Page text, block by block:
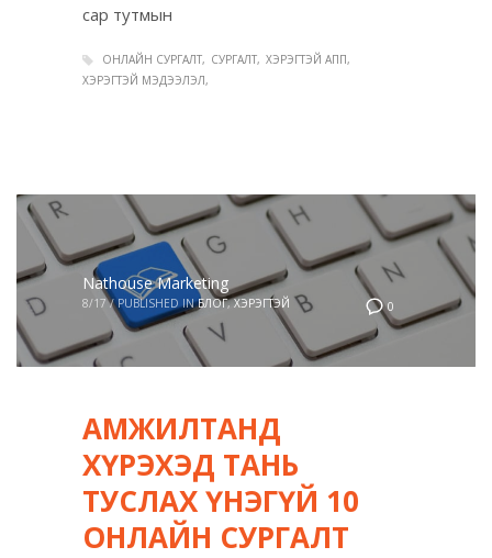
сар тутмын
ОНЛАЙН СУРГАЛТ СУРГАЛТ ХЭРЭГТЭЙ АПП
ХЭРЭГТЭЙ МЭДЭЭЛЭЛ
0
Nathouse Marketing
8/17 / PUBLISHED IN БЛОГ,ХЭРЭГТЭЙ
АМЖИЛТАНД
ХҮРЭХЭД ТАНЬ
ТУСЛАХ ҮНЭГҮЙ 10
ОНЛАЙН СУРГАЛТ